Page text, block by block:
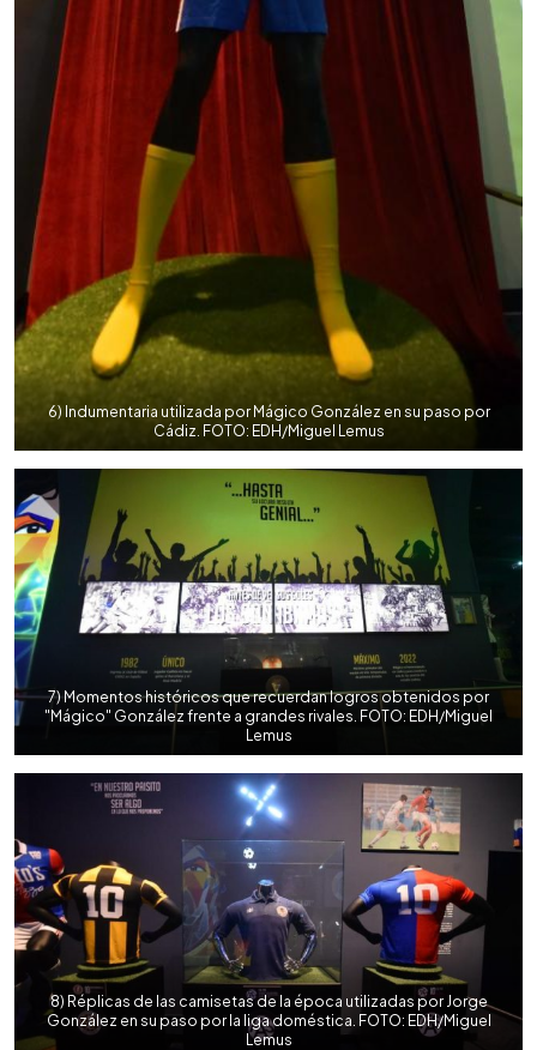
6) Indumentaria utilizada por Mágico González en su paso por
Cádiz. FOTO: EDH/Miguel Lemus
7) Momentos históricos que recuerdan logros obtenidos por
"Mágico" González frente a grandes rivales. FOTO: EDH/Miguel
Lemus
8) Réplicas de las camisetas de la época utilizadas por Jorge
González en su paso por la liga doméstica. FOTO: EDH/Miguel
Lemus